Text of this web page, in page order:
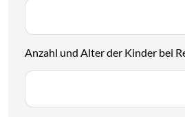
Anzahl und Alter der Kinder bei